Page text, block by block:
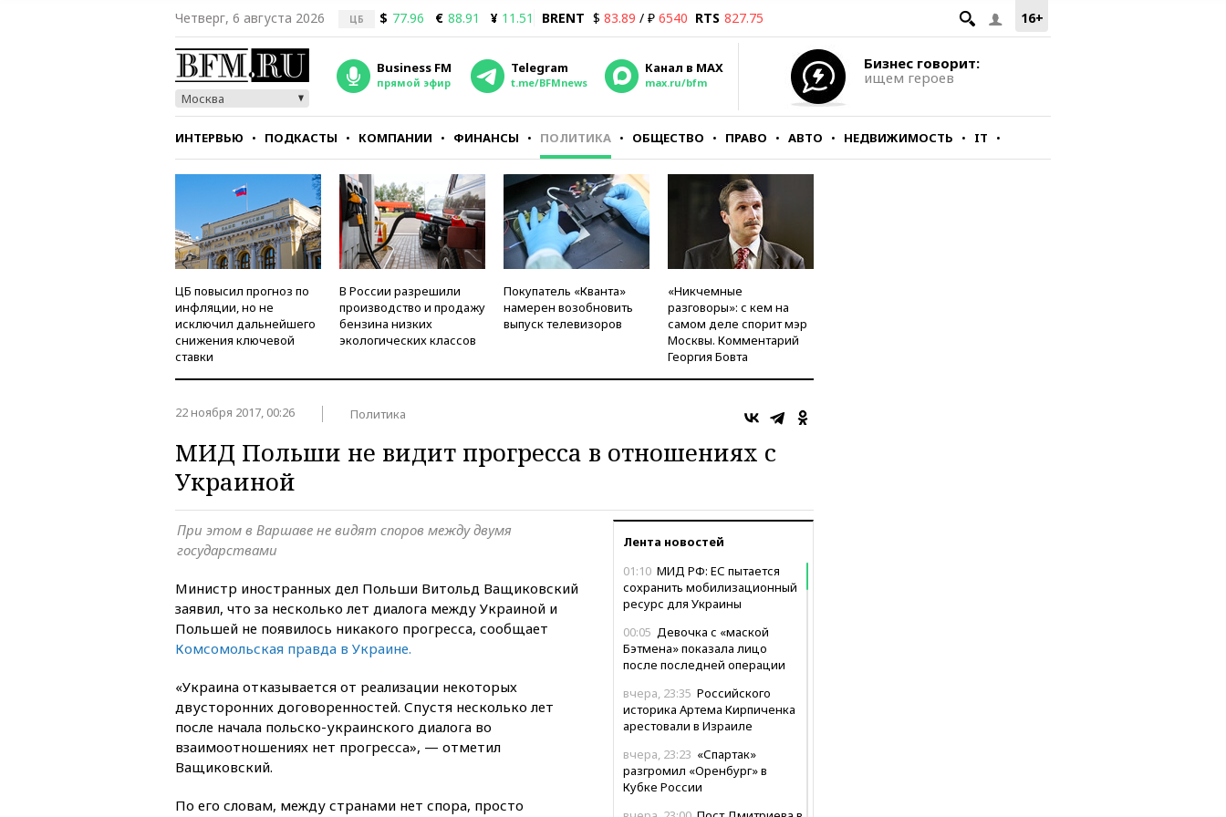
16+
Четверг, 6 августа 2026 ЦБ $ 77.96 € 88.91 ¥ 11.51 BRENT $ 83.89 / ₽ 6540 RTS 827.75
Москва
Business FM
прямой эфир
Telegram
t.me/BFMnews
Канал в MAX
max.ru/bfm
Бизнес говорит:
ищем героев
ИНТЕРВЬЮ ПОДКАСТЫ КОМПАНИИ ФИНАНСЫ ПОЛИТИКА ОБЩЕСТВО ПРАВО АВТО НЕДВИЖИМОСТЬ IT
СТИЛЬ ТЕСТЫ
ЦБ повысил прогноз по
инфляции, но не
исключил дальнейшего
снижения ключевой
ставки
В России разрешили
производство и продажу
бензина низких
экологических классов
Покупатель «Кванта»
намерен возобновить
выпуск телевизоров
«Никчемные
разговоры»: с кем на
самом деле спорит мэр
Москвы. Комментарий
Георгия Бовта
22 ноября 2017, 00:26 Политика
МИД Польши не видит прогресса в отношениях с
Украиной
Лента новостей
01:10 МИД РФ: ЕС пытается
сохранить мобилизационный
ресурс для Украины
00:05 Девочка с «маской
Бэтмена» показала лицо
после последней операции
вчера, 23:35 Российского
историка Артема Кирпиченка
арестовали в Израиле
вчера, 23:23 «Спартак»
разгромил «Оренбург» в
Кубке России
При этом в Варшаве не видят споров между двумя
государствами
Министр иностранных дел Польши Витольд Ващиковский
заявил, что за несколько лет диалога между Украиной и
Польшей не появилось никакого прогресса, сообщает
Комсомольская правда в Украине.
«Украина отказывается от реализации некоторых
двусторонних договоренностей. Спустя несколько лет
после начала польско-украинского диалога во
взаимоотношениях нет прогресса», — отметил
Ващиковский.
По его словам, между странами нет спора, просто